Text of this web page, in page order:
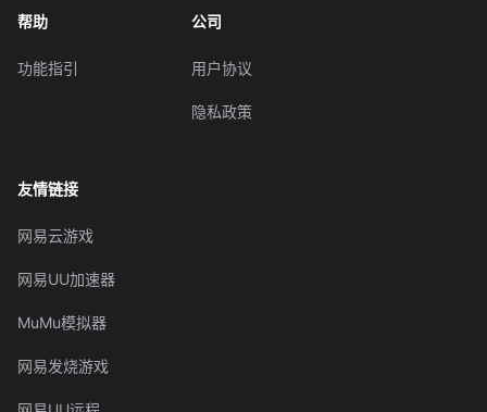
帮助
功能指引
公司
用户协议
隐私政策
友情链接
网易云游戏
网易UU加速器
MuMu模拟器
网易发烧游戏